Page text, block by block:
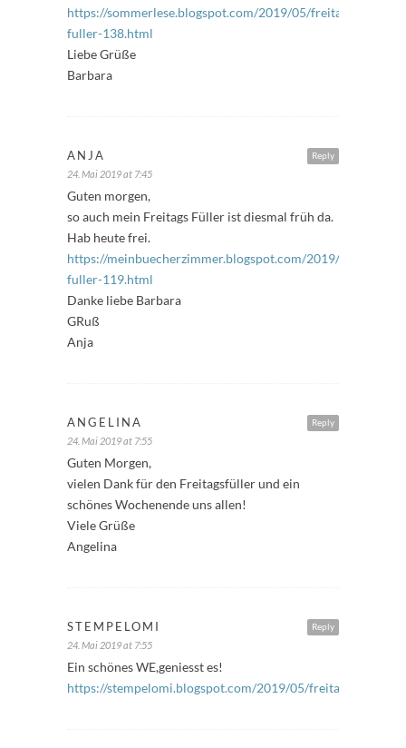
https://sommerlese.blogspot.com/2019/05/freitags-
fuller-138.html
Liebe Grüße
Barbara
Reply
ANJA
24. Mai 2019 at 7:45
Guten morgen,
so auch mein Freitags Füller ist diesmal früh da.
Hab heute frei.
https://meinbuecherzimmer.blogspot.com/2019/05/
fuller-119.html
Danke liebe Barbara
GRuß
Anja
Reply
ANGELINA
24. Mai 2019 at 7:55
Guten Morgen,
vielen Dank für den Freitagsfüller und ein
schönes Wochenende uns allen!
Viele Grüße
Angelina
Reply
STEMPELOMI
24. Mai 2019 at 7:55
Ein schönes WE,geniesst es!
https://stempelomi.blogspot.com/2019/05/